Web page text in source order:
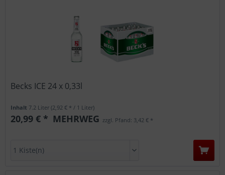
Becks ICE 24 x 0,33l
Inhalt 7.2 Liter(2,92 € * / 1 Liter)
20,99 € * MEHRWEG zzgl. Pfand: 3,42 € *